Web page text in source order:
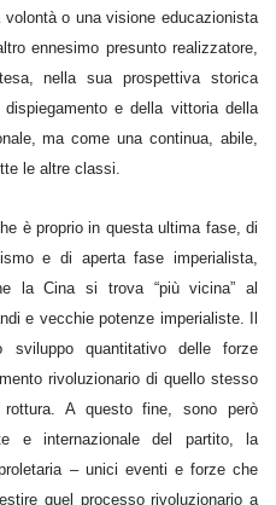
o una visione educazionista
ennesimo presunto realizzatore,
nella sua prospettiva storica
e della vittoria della
ma come una continua, abile,
le altre classi.
è proprio in questa ultima fase, di
e di aperta fase imperialista,
la Cina si trova “più vicina” al
e vecchie potenze imperialiste. Il
sviluppo quantitativo delle forze
rivoluzionario di quello stesso
A questo fine, sono però
e internazionale del partito, la
– unici eventi e forze che
quel processo rivoluzionario a